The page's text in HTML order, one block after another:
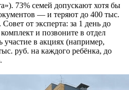
73% семей допускают хотя бы
— и теряют до 400 тыс.
Совет от эксперта: за 1 день до
и позвоните в отдел
в акциях (например,
руб. на каждого ребёнка, до